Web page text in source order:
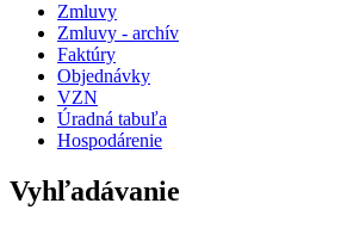
Zmluvy
Zmluvy - archív
Faktúry
Objednávky
VZN
Úradná tabuľa
Hospodárenie
Vyhľadávanie